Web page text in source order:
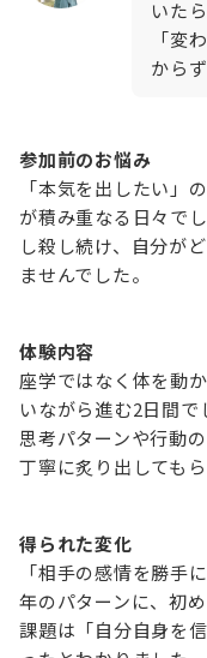
いた
「変
から
参加前のお悩み
「本気を出したい」
が積み重なる日々で
し殺し続け、自分が
ませんでした。
体験内容
座学ではなく体を動
いながら進む2日間
思考パターンや行動
丁寧に炙り出してもら
得られた変化
「相手の感情を勝手
年のパターンに、初
課題は「自分自身を